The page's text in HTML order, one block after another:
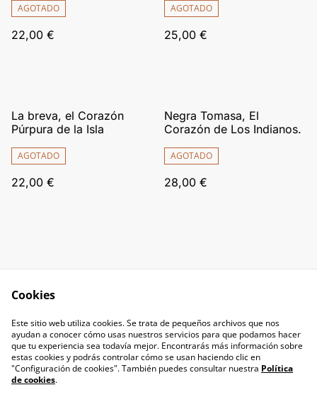
AGOTADO
22,00 €
AGOTADO
25,00 €
La breva, el Corazón
Púrpura de la Isla
AGOTADO
22,00 €
Negra Tomasa, El
Corazón de Los Indianos.
AGOTADO
28,00 €
nosotros
Política de Privacidad Política de cookies
Cookies
Este sitio web utiliza cookies. Se trata de pequeños archivos que nos
ayudan a conocer cómo usas nuestros servicios para que podamos hacer
que tu experiencia sea todavía mejor. Encontrarás más información sobre
estas cookies y podrás controlar cómo se usan haciendo clic en
"Configuración de cookies". También puedes consultar nuestra Política
de cookies.